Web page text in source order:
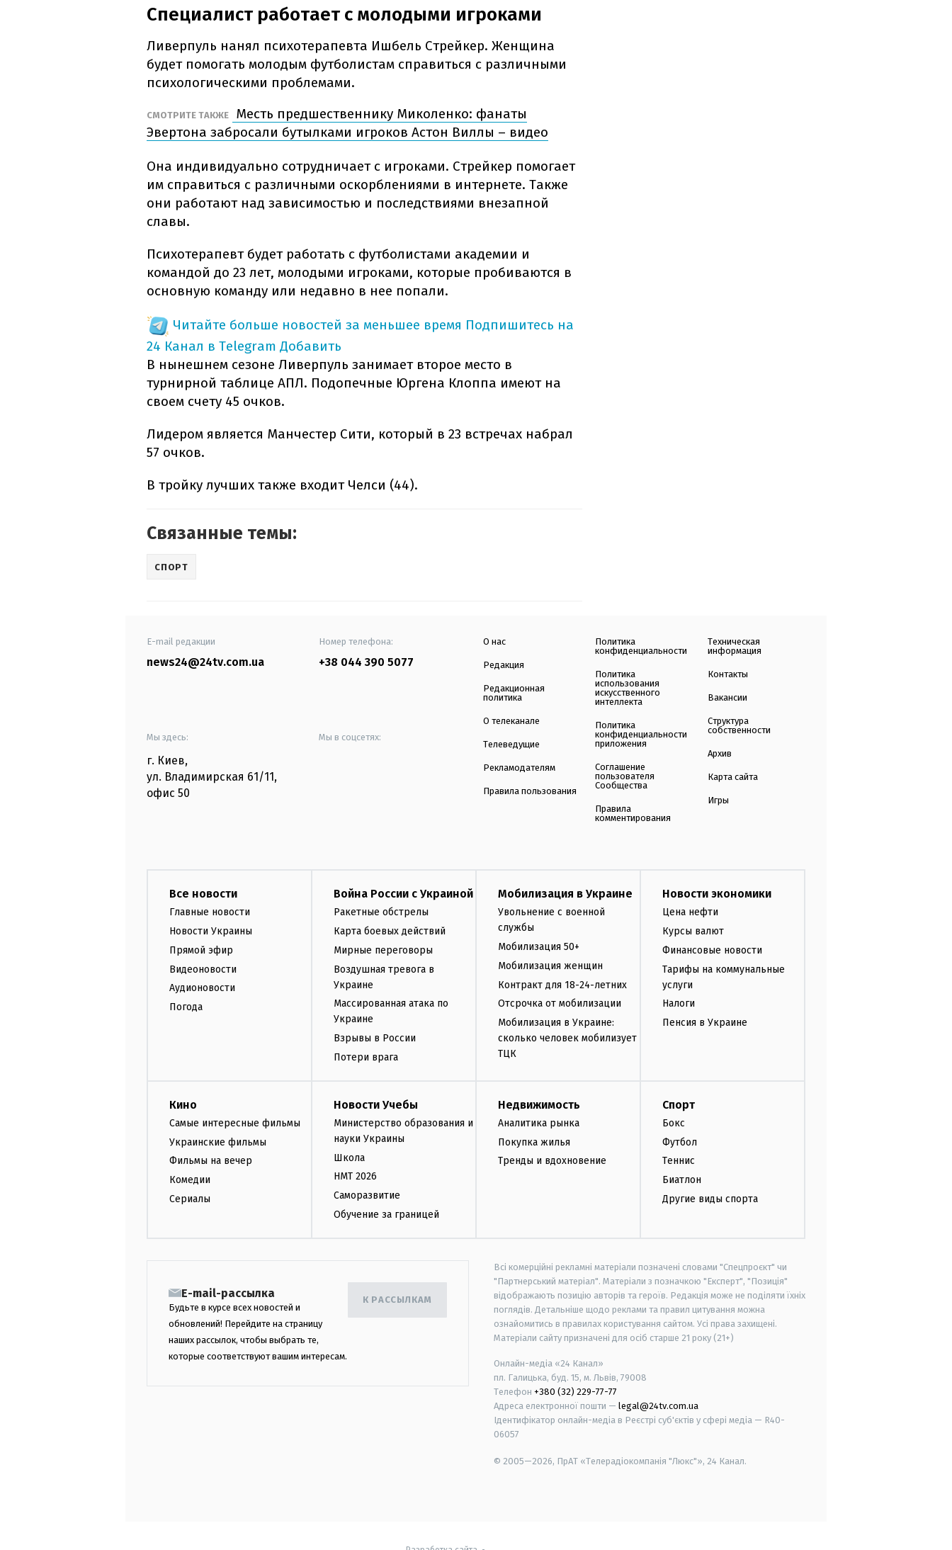
Специалист работает с молодыми игроками
Ливерпуль нанял психотерапевта Ишбель Стрейкер. Женщина
будет помогать молодым футболистам справиться с различными
психологическими проблемами.
СМОТРИТЕ ТАКЖЕ
Месть предшественнику Миколенко: фанаты
Эвертона забросали бутылками игроков Астон Виллы – видео
Она индивидуально сотрудничает с игроками. Стрейкер помогает
им справиться с различными оскорблениями в интернете. Также
они работают над зависимостью и последствиями внезапной
славы.
Психотерапевт будет работать с футболистами академии и
командой до 23 лет, молодыми игроками, которые пробиваются в
основную команду или недавно в нее попали.
Читайте больше новостей за меньшее время Подпишитесь на
24 Канал в Telegram Добавить
В нынешнем сезоне Ливерпуль занимает второе место в
турнирной таблице АПЛ. Подопечные Юргена Клоппа имеют на
своем счету 45 очков.
Лидером является Манчестер Сити, который в 23 встречах набрал
57 очков.
В тройку лучших также входит Челси (44).
Связанные темы:
СПОРТ
E-mail редакции
news24@24tv.com.ua
Номер телефона:
+38 044 390 5077
Мы здесь:
г. Киев,
ул. Владимирская 61/11,
офис 50
Мы в соцсетях:
О нас
Редакция
Редакционная
политика
О телеканале
Телеведущие
Рекламодателям
Правила пользования
Политика
конфиденциальности
Политика
использования
искусственного
интеллекта
Политика
конфиденциальности
приложения
Соглашение
пользователя
Сообщества
Правила
комментирования
Техническая
информация
Контакты
Вакансии
Структура
собственности
Архив
Карта сайта
Игры
Все новости
Главные новости
Новости Украины
Прямой эфир
Видеоновости
Аудионовости
Погода
Война России с Украиной
Ракетные обстрелы
Карта боевых действий
Мирные переговоры
Воздушная тревога в
Украине
Массированная атака по
Украине
Взрывы в России
Потери врага
Мобилизация в Украине
Увольнение с военной
службы
Мобилизация 50+
Мобилизация женщин
Контракт для 18-24-летних
Отсрочка от мобилизации
Мобилизация в Украине:
сколько человек мобилизует
ТЦК
Новости экономики
Цена нефти
Курсы валют
Финансовые новости
Тарифы на коммунальные
услуги
Налоги
Пенсия в Украине
Кино
Самые интересные фильмы
Украинские фильмы
Фильмы на вечер
Комедии
Сериалы
Новости Учебы
Министерство образования и
науки Украины
Школа
НМТ 2026
Саморазвитие
Обучение за границей
Недвижимость
Аналитика рынка
Покупка жилья
Тренды и вдохновение
Спорт
Бокс
Футбол
Теннис
Биатлон
Другие виды спорта
E-mail-рассылка
Будьте в курсе всех новостей и
обновлений! Перейдите на страницу
наших рассылок, чтобы выбрать те,
которые соответствуют вашим интересам.
К РАССЫЛКАМ
Всі комерційні рекламні матеріали позначені словами "Спецпроєкт" чи
"Партнерський матеріал". Матеріали з позначкою "Експерт", "Позиція"
відображають позицію авторів та героїв. Редакція може не поділяти їхніх
поглядів. Детальніше щодо реклами та правил цитування можна
ознайомитись в правилах користування сайтом. Усі права захищені.
Матеріали сайту призначені для осіб старше 21 року (21+)
Онлайн-медіа «24 Канал»
пл. Галицька, буд. 15, м. Львів, 79008
Телефон +380 (32) 229-77-77
Адреса електронної пошти — legal@24tv.com.ua
Ідентифікатор онлайн-медіа в Реєстрі суб'єктів у сфері медіа — R40-
06057
© 2005—2026, ПрАТ «Телерадіокомпанія "Люкс"», 24 Канал.